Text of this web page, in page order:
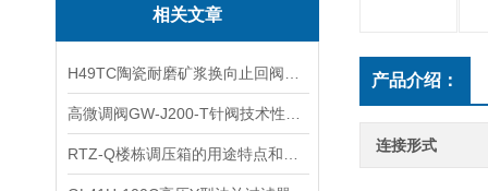
相关文章
产品介绍：
连接形式